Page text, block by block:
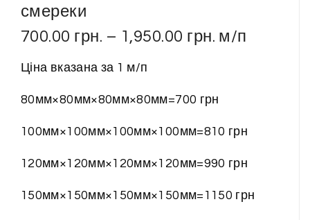
смереки
700.00 грн. – 1,950.00 грн. м/п
Ціна вказана за 1 м/п
80мм×80мм×80мм×80мм=700 грн
100мм×100мм×100мм×100мм=810 грн
120мм×120мм×120мм×120мм=990 грн
150мм×150мм×150мм×150мм=1150 грн